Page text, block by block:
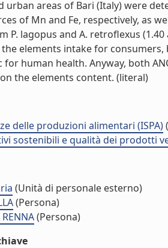
urban areas of Bari (Italy) were
of Mn and Fe, respectively, as
P. lagopus and A. retroflexus
elements intake for consumers,
human health. Anyway, both
the elements content. (literal)
delle produzioni alimentari (ISPA)
sostenibili e qualità dei prodotti
(Unità di personale esterno)
(Persona)
(Persona)